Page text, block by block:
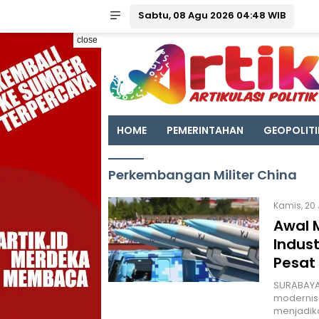
Sabtu, 08 Agu 2026 04:48 WIB
close
HOME PEMERINTAHAN
Perkembangan Militer China
Kamis, 20
Awal
Pesat